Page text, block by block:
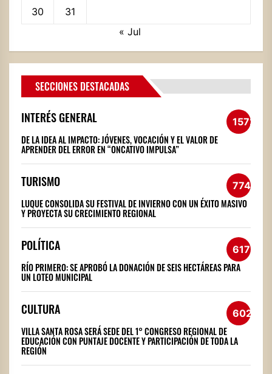
30
31
« Jul
SECCIONES DESTACADAS
INTERÉS GENERAL 1572
DE LA IDEA AL IMPACTO: JÓVENES, VOCACIÓN Y EL VALOR DE
APRENDER DEL ERROR EN “ONCATIVO IMPULSA”
TURISMO 774
LUQUE CONSOLIDA SU FESTIVAL DE INVIERNO CON UN ÉXITO MASIVO
Y PROYECTA SU CRECIMIENTO REGIONAL
POLÍTICA 617
RÍO PRIMERO: SE APROBÓ LA DONACIÓN DE SEIS HECTÁREAS PARA
UN LOTEO MUNICIPAL
CULTURA 602
VILLA SANTA ROSA SERÁ SEDE DEL 1° CONGRESO REGIONAL DE
EDUCACIÓN CON PUNTAJE DOCENTE Y PARTICIPACIÓN DE TODA LA
REGIÓN